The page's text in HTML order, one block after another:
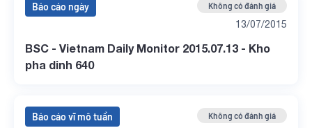
Báo cáo ngày Không có đánh giá
13/07/2015
BSC - Vietnam Daily Monitor 2015.07.13 - Kho
pha dinh 640
Báo cáo vĩ mô tuần Không có đánh giá